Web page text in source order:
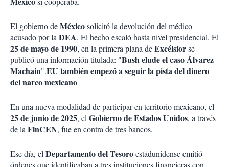
El gobierno deMéxicosolicitó la devolución del médico
acusado por la DEA. El hecho escaló hasta nivel presidencial. El
25 de mayo de 1990, en la primera plana deExcélsiorse
publicó una información titulada: "Bush elude el caso Álvarez
Machain".EU también empezó a seguir la pista del dinero
del narco mexicano
En una nueva modalidad de participar en territorio mexicano, el
25 de junio de 2025, el Gobierno de Estados Unidos, a través
de la FinCEN, fue en contra de tres bancos.
Ese día, el Departamento del Tesoroestadunidense emitió
órdenes que identificaban a tres instituciones financieras con